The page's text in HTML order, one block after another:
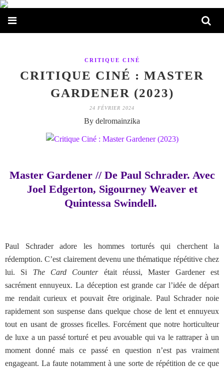
CRITIQUE CINÉ
CRITIQUE CINÉ : MASTER
GARDENER (2023)
24 FÉVRIER 2024
By delromainzika
Master Gardener // De Paul Schrader. Avec
Joel Edgerton, Sigourney Weaver et
Quintessa Swindell.
Paul Schrader adore les hommes torturés qui cherchent la
rédemption. C’est clairement devenu une thématique répétitive chez
lui. Si The Card Counter était réussi, Master Gardener est
sacrément ennuyeux. La déception est grande car l’idée de départ
me rendait curieux et pouvait être originale. Paul Schrader noie
rapidement son suspense dans quelque chose de lent et ennuyeux
tout en usant de grosses ficelles. Forcément que notre horticulteur
de luxe a un passé torturé et peu avouable qui va le rattraper à un
moment donné mais ce passé en question n’est pas vraiment
engageant. La faute notamment à une sorte de répétition de ce que